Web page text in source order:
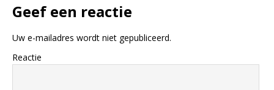
Geef een reactie
Uw e-mailadres wordt niet gepubliceerd.
Reactie